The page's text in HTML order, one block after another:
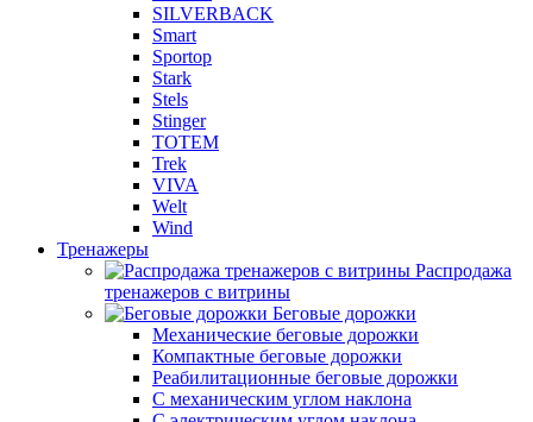
SILVERBACK
Smart
Sportop
Stark
Stels
Stinger
TOTEM
Trek
VIVA
Welt
Wind
Тренажеры
Распродажа
тренажеров с витрины
Беговые дорожки
Механические беговые дорожки
Компактные беговые дорожки
Реабилитационные беговые дорожки
С механическим углом наклона